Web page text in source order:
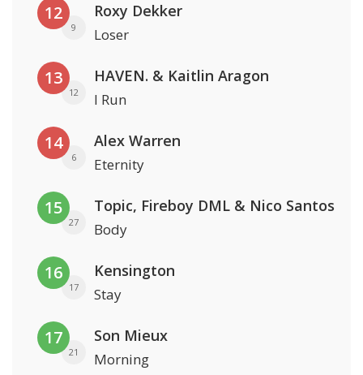
12
9
Roxy Dekker
Loser
13
12
HAVEN. & Kaitlin Aragon
I Run
14
6
Alex Warren
Eternity
15
27
Topic, Fireboy DML & Nico Santos
Body
16
17
Kensington
Stay
17
21
Son Mieux
Morning